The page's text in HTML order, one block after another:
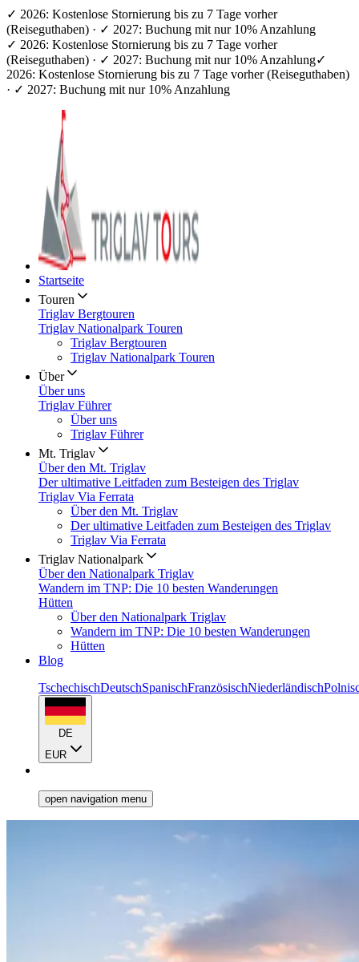
✓ 2026: Kostenlose Stornierung bis zu 7 Tage vorher
(Reiseguthaben) · ✓ 2027: Buchung mit nur 10% Anzahlung
✓ 2026: Kostenlose Stornierung bis zu 7 Tage vorher
(Reiseguthaben) · ✓ 2027: Buchung mit nur 10% Anzahlung✓
2026: Kostenlose Stornierung bis zu 7 Tage vorher (Reiseguthaben)
· ✓ 2027: Buchung mit nur 10% Anzahlung
Startseite
Touren
Triglav Bergtouren
Triglav Nationalpark Touren
Triglav Bergtouren
Triglav Nationalpark Touren
Über
Über uns
Triglav Führer
Über uns
Triglav Führer
Mt. Triglav
Über den Mt. Triglav
Der ultimative Leitfaden zum Besteigen des Triglav
Triglav Via Ferrata
Über den Mt. Triglav
Der ultimative Leitfaden zum Besteigen des Triglav
Triglav Via Ferrata
Triglav Nationalpark
Über den Nationalpark Triglav
Wandern im TNP: Die 10 besten Wanderungen
Hütten
Über den Nationalpark Triglav
Wandern im TNP: Die 10 besten Wanderungen
Hütten
Blog
TschechischDeutschSpanischFranzösischNiederländisch
DE
EUR
open navigation menu